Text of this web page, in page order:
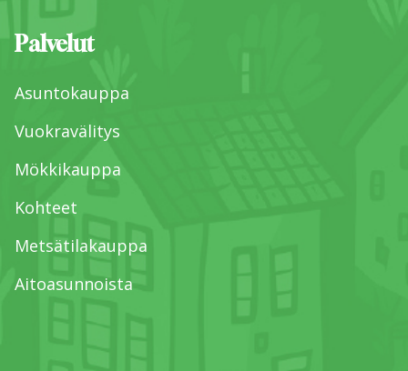
Palvelut
Asuntokauppa
Vuokravälitys
Mökkikauppa
Kohteet
Metsätilakauppa
Aitoasunnoista